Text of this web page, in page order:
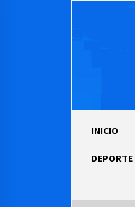
INICIO
DEPORTE